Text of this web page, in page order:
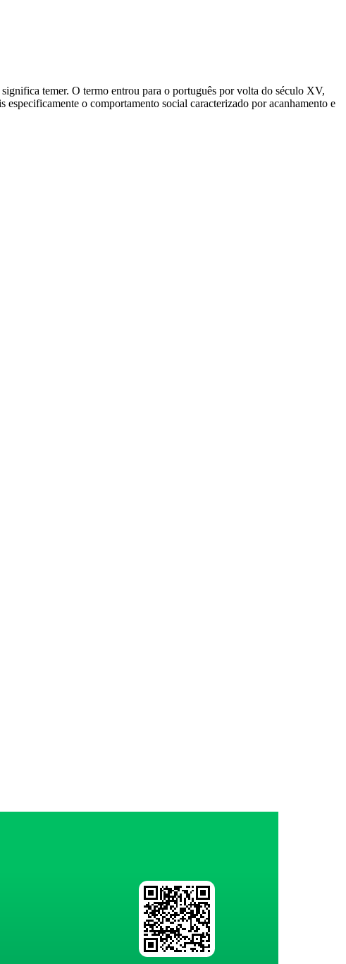
temer. O termo entrou para o português por volta do século XV,
o comportamento social caracterizado por acanhamento e